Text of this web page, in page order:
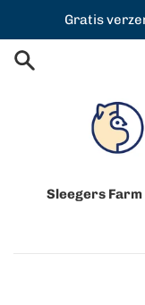
de
content
Gratis
Sleegers